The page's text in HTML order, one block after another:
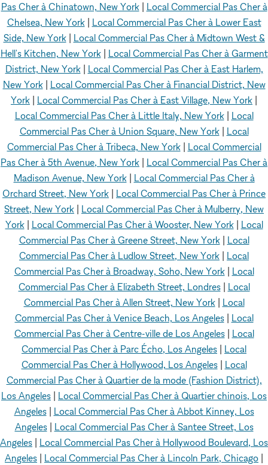
Pas Cher à Chinatown, New York| Local Commercial Pas Cher à
Chelsea, New York| Local Commercial Pas Cher à Lower East
Side, New York| Local Commercial Pas Cher à Midtown West &
Hell's Kitchen, New York| Local Commercial Pas Cher à Garment
District, New York| Local Commercial Pas Cher à East Harlem,
New York| Local Commercial Pas Cher à Financial District, New
York
Local Commercial Pas Cher à East Village, New York
Local Commercial Pas Cher à Little Italy, New York| Local
Commercial Pas Cher à Union Square, New York| Local
Commercial Pas Cher à Tribeca, New York| Local Commercial
Pas Cher à 5th Avenue, New York
Local Commercial Pas Cher à
Madison Avenue, New York| Local Commercial Pas Cher à
Orchard Street, New York
Local Commercial Pas Cher à Prince
Street, New York
Local Commercial Pas Cher à Mulberry, New
York| Local Commercial Pas Cher à Wooster, New York| Local
Commercial Pas Cher à Greene Street, New York| Local
Commercial Pas Cher à Ludlow Street, New York
Local
Commercial Pas Cher à Broadway, Soho, New York| Local
Commercial Pas Cher à Elizabeth Street, Londres| Local
Commercial Pas Cher à Allen Street, New York| Local
Commercial Pas Cher à Venice Beach, Los Angeles| Local
Commercial Pas Cher à Centre-ville de Los Angeles| Local
Commercial Pas Cher à Parc Écho, Los Angeles
Local
Commercial Pas Cher à Hollywood, Los Angeles| Local
Commercial Pas Cher à Quartier de la mode (Fashion District),
Los Angeles
Local Commercial Pas Cher à Quartier chinois, Los
Angeles| Local Commercial Pas Cher à Abbot Kinney, Los
Angeles| Local Commercial Pas Cher à Santee Street, Los
Angeles
Local Commercial Pas Cher à Hollywood Boulevard, Los
Angeles
Local Commercial Pas Cher à Lincoln Park, Chicago